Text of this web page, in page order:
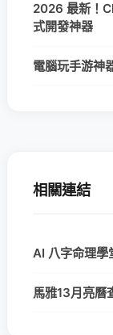
2026 最新！
式開發神器
電腦玩手游神
相關連結
AI 八字命理學
馬雅13月亮曆